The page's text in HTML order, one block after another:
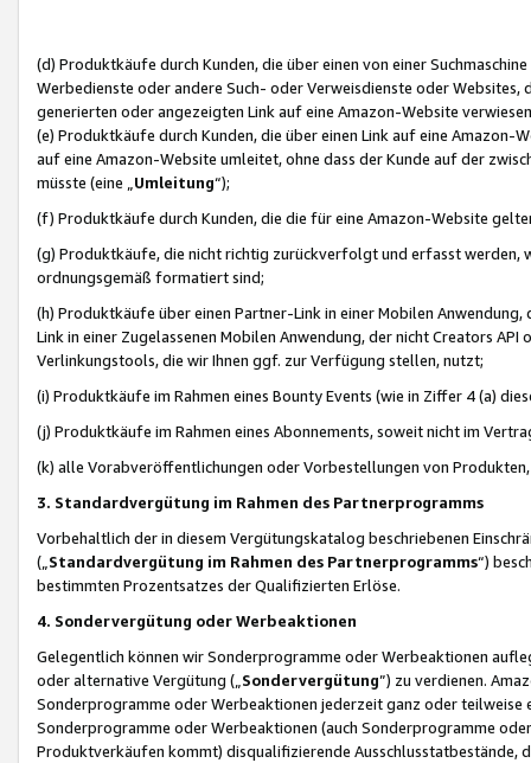
(d) Produktkäufe durch Kunden, die über einen von einer
Werbedienste oder andere Such- oder Verweisdienste oder Websites,
generierten oder angezeigten Link auf eine Amazon-Website
(e) Produktkäufe durch Kunden, die über einen Link auf eine
auf eine Amazon-Website umleitet, ohne dass der Kunde auf der
müsste (eine „ Umleitung“);
(f) Produktkäufe durch Kunden, die die für eine Amazon-Website
(g) Produktkäufe, die nicht richtig zurückverfolgt und erfasst werden,
ordnungsgemäß formatiert sind;
(h) Produktkäufe über einen Partner-Link in einer Mobilen
Link in einer Zugelassenen Mobilen Anwendung, der nicht Creators
Verlinkungstools, die wir Ihnen ggf. zur Verfügung stellen, nutzt;
(i) Produktkäufe im Rahmen eines Bounty Events (wie in Ziffer 4 (a)
(j) Produktkäufe im Rahmen eines Abonnements, soweit nicht im
(k) alle Vorabveröffentlichungen oder Vorbestellungen von
3. Standardvergütung im Rahmen des Partnerprogramms
Vorbehaltlich der in diesem Vergütungskatalog beschriebenen
(„ Standardvergütung im Rahmen des Partnerprogramms“)
bestimmten Prozentsatzes der Qualifizierten Erlöse.
4. Sondervergütung oder Werbeaktionen
Gelegentlich können wir Sonderprogramme oder Werbeaktionen
oder alternative Vergütung („ Sondervergütung”) zu verdienen.
Sonderprogramme oder Werbeaktionen jederzeit ganz oder
Sonderprogramme oder Werbeaktionen (auch Sonderprogramme
Produktverkäufen kommt) disqualifizierende Ausschlusstatbestände,